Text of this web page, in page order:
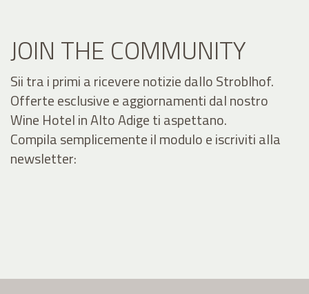
JOIN THE COMMUNITY
Sii tra i primi a ricevere notizie dallo Stroblhof.
Offerte esclusive e aggiornamenti dal nostro
Wine Hotel in Alto Adige ti aspettano.
Compila semplicemente il modulo e iscriviti alla
newsletter: